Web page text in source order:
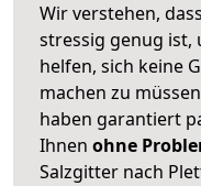
Wir verstehen,
stressig genug ist,
helfen, sich keine
machen zu
haben garantiert
Ihnen ohne
Salzgitter nach